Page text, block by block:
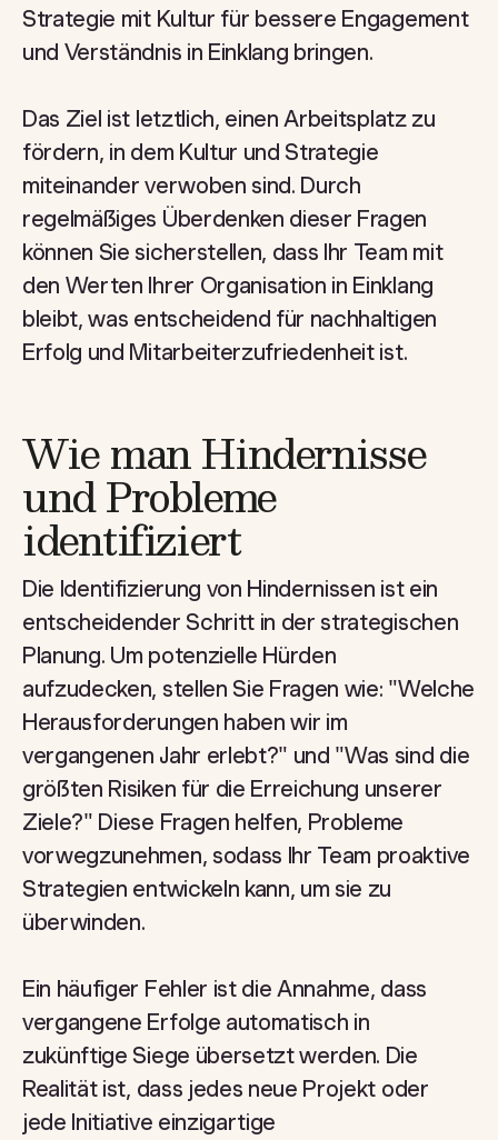
Strategie mit Kultur für bessere Engagement
und Verständnis in Einklang bringen.
Das Ziel ist letztlich, einen Arbeitsplatz zu
fördern, in dem Kultur und Strategie
miteinander verwoben sind. Durch
regelmäßiges Überdenken dieser Fragen
können Sie sicherstellen, dass Ihr Team mit
den Werten Ihrer Organisation in Einklang
bleibt, was entscheidend für nachhaltigen
Erfolg und Mitarbeiterzufriedenheit ist.
Wie man Hindernisse
und Probleme
identifiziert
Die Identifizierung von Hindernissen ist ein
entscheidender Schritt in der strategischen
Planung. Um potenzielle Hürden
aufzudecken, stellen Sie Fragen wie: "Welche
Herausforderungen haben wir im
vergangenen Jahr erlebt?" und "Was sind die
größten Risiken für die Erreichung unserer
Ziele?" Diese Fragen helfen, Probleme
vorwegzunehmen, sodass Ihr Team proaktive
Strategien entwickeln kann, um sie zu
überwinden.
Ein häufiger Fehler ist die Annahme, dass
vergangene Erfolge automatisch in
zukünftige Siege übersetzt werden. Die
Realität ist, dass jedes neue Projekt oder
jede Initiative einzigartige